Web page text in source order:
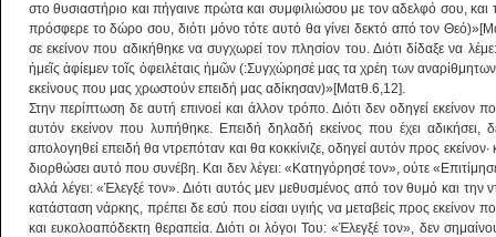
στο θυσιαστήριο και πήγαινε πρώτα και συμφιλιώσου με τον αδελφό σου, και
πρόσφερε το δώρο σου, διότι μόνο τότε αυτό θα γίνει δεκτό από τον
σε εκείνον που αδικήθηκε να συγχωρεί τον πλησίον του. Διότι δίδαξε να
ἡμεῖς ἀφίεμεν τοῖς ὀφειλέταις ἡμῶν (:Συγχώρησέ μας τα χρέη των
εκείνους που μας χρωστούν επειδή μας αδίκησαν)»[Ματθ.6,12].
Στην περίπτωση δε αυτή επινοεί και άλλον τρόπο. Διότι δεν οδηγεί
αυτόν εκείνον που λυπήθηκε. Επειδή δηλαδή εκείνος που έχει
απολογηθεί επειδή θα ντρεπόταν και θα κοκκίνιζε, οδηγεί αυτόν προς
διορθώσει αυτό που συνέβη. Και δεν λέγει: «Κατηγόρησέ τον», ούτε
αλλά λέγει: «Έλεγξέ τον». Διότι αυτός μεν μεθυσμένος από τον θυμό και
κατάσταση νάρκης, πρέπει δε εσύ που είσαι υγιής να μεταβείς προς εκείνον
και ευκολοαπόδεκτη θεραπεία. Διότι οι λόγοι Του: «Έλεγξέ τον», δεν